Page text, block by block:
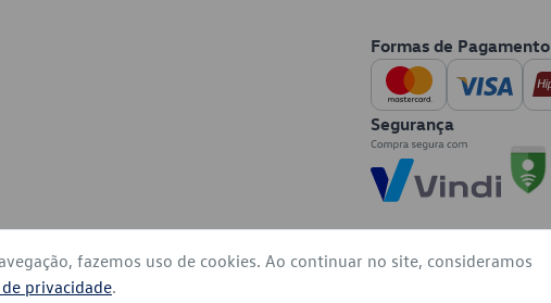
Formas de Pagamento
Segurança
reservados
fazemos uso de cookies. Ao continuar no site, consideramos
privacidade.